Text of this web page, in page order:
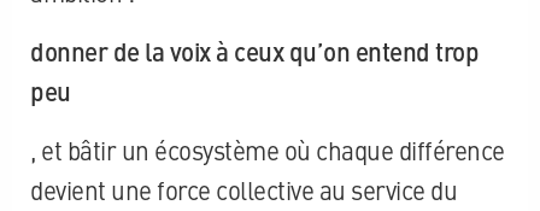
donner de la voix à ceux qu’on entend trop
peu
, et bâtir un écosystème où chaque différence
devient une force collective au service du